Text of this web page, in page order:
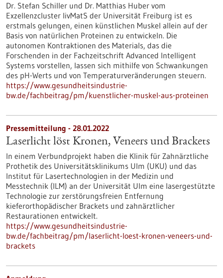
Dr. Stefan Schiller und Dr. Matthias Huber vom
Exzellenzcluster livMatS der Universität Freiburg ist es
erstmals gelungen, einen künstlichen Muskel allein auf der
Basis von natürlichen Proteinen zu entwickeln. Die
autonomen Kontraktionen des Materials, das die
Forschenden in der Fachzeitschrift Advanced Intelligent
Systems vorstellen, lassen sich mithilfe von Schwankungen
des pH-Werts und von Temperaturveränderungen steuern.
https://www.gesundheitsindustrie-
bw.de/fachbeitrag/pm/kuenstlicher-muskel-aus-proteinen
Pressemitteilung - 28.01.2022
Laserlicht löst Kronen, Veneers und Brackets
In einem Verbundprojekt haben die Klinik für Zahnärztliche
Prothetik des Universitätsklinikums Ulm (UKU) und das
Institut für Lasertechnologien in der Medizin und
Messtechnik (ILM) an der Universität Ulm eine lasergestützte
Technologie zur zerstörungsfreien Entfernung
kieferorthopädischer Brackets und zahnärztlicher
Restaurationen entwickelt.
https://www.gesundheitsindustrie-
bw.de/fachbeitrag/pm/laserlicht-loest-kronen-veneers-und-
brackets